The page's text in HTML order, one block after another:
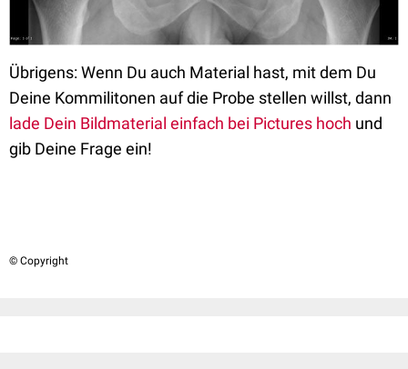
Übrigens: Wenn Du auch Material hast, mit dem Du
Deine Kommilitonen auf die Probe stellen willst, dann
lade Dein Bildmaterial einfach bei Pictures hoch und
gib Deine Frage ein!
© Copyright